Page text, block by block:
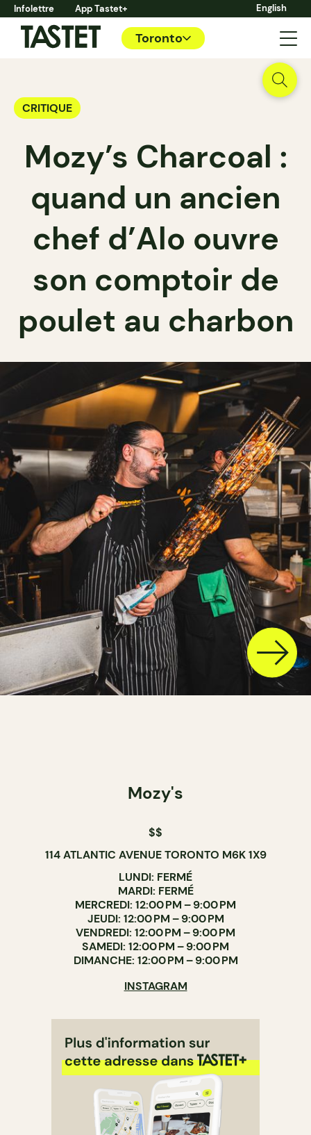
Infolettre App Tastet+ English
Toronto
CRITIQUE
Mozy’s Charcoal :
quand un ancien
chef d’Alo ouvre
son comptoir de
poulet au charbon
Mozy's
$$
114 ATLANTIC AVENUE TORONTO M6K 1X9
LUNDI: FERMÉ
MARDI: FERMÉ
MERCREDI: 12:00 PM – 9:00 PM
JEUDI: 12:00 PM – 9:00 PM
VENDREDI: 12:00 PM – 9:00 PM
SAMEDI: 12:00 PM – 9:00 PM
DIMANCHE: 12:00 PM – 9:00 PM
INSTAGRAM